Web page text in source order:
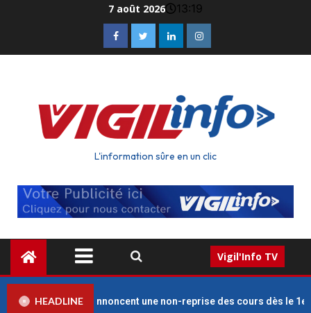
7 août 2026 13:19
L'information sûre en un clic
Vigil'Info TV
HEADLINE
enseignants annoncent une non-reprise des cours dès le 1er